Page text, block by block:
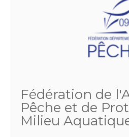
Fédération de
Pêche et de
Milieu